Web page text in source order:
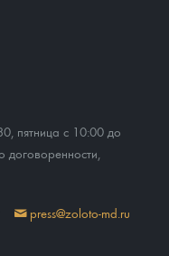
пятница с 10:00 до
press@zoloto-md.ru